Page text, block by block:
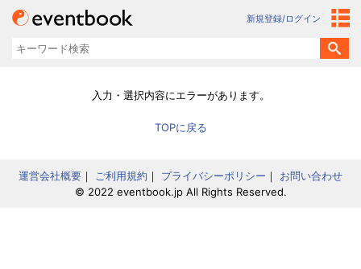
新規登録/ログイン
入力・選択内容にエラーがあります。
TOPに戻る
運営会社概要 ｜ ご利用規約 ｜ プライバシーポリシー ｜ お問い合わせ
© 2022 eventbook.jp All Rights Reserved.